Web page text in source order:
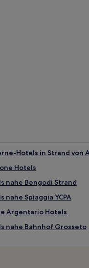
Hotels in Strand von
Hotels
nahe Bengodi Strand
nahe Spiaggia YCPA
Argentario Hotels
nahe Bahnhof Grosseto